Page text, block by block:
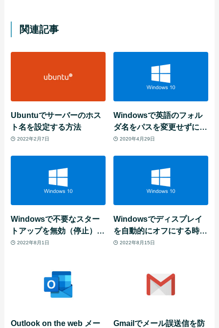
関連記事
Ubuntuでサーバーのホス
ト名を設定する方法
2022年2月7日
Windowsで英語のフォル
ダ名をパスを変更せずに日
本語のフォルダ名に見せか
2020年4月29日
Windowsで不要なスター
トアップを無効（停止）す
る方法
2022年8月1日
Windowsでディスプレイ
を自動的にオフにする時間
を設定する方法
2022年8月15日
Outlook on the web メー
Gmailでメール誤送信を防